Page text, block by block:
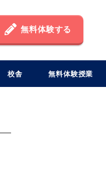
無料体験する
校舎 無料体験授業